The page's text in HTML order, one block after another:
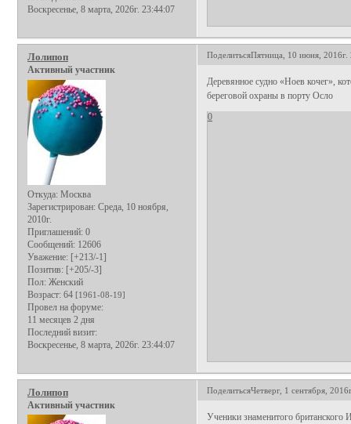
Воскресенье, 8 марта, 2026г. 23:44:07
ПоделитьсяПятница, 10 июня, 2016г.
Лолипоп
Активный участник
Откуда: Москва
Зарегистрирован: Среда, 10 ноября,
2010г.
Приглашений: 0
Сообщений: 12606
Уважение: [+213/-1]
Позитив: [+205/-3]
Пол: Женский
Возраст: 64 [1961-08-19]
Провел на форуме:
11 месяцев 2 дня
Последний визит:
Воскресенье, 8 марта, 2026г. 23:44:07
Деревянное судно «Ноев кочег»,
береговой охраны в порту Осло
0
ПоделитьсяЧетверг, 1 сентября,
Лолипоп
Активный участник
Ученики знаменитого британского